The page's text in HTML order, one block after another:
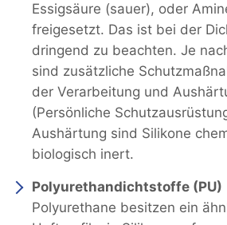
Essigsäure (sauer), oder
freigesetzt. Das ist bei der
dringend zu beachten. Je
sind zusätzliche
der Verarbeitung und
(Persönliche
Aushärtung sind Silikone
biologisch inert.
Polyurethandichtstoffe (PU)
Polyurethane besitzen ein